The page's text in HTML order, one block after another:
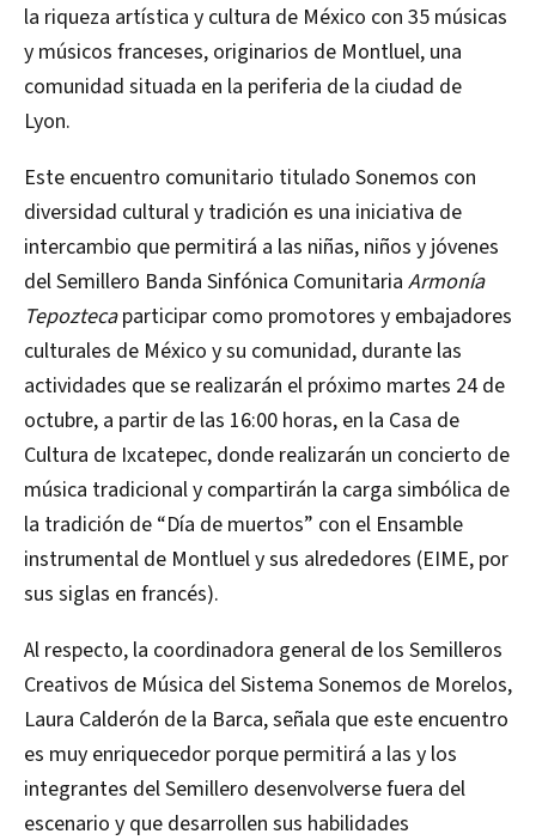
la riqueza artística y cultura de México con 35 músicas
y músicos franceses, originarios de Montluel, una
comunidad situada en la periferia de la ciudad de
Lyon.
Este encuentro comunitario titulado Sonemos con
diversidad cultural y tradición es una iniciativa de
intercambio que permitirá a las niñas, niños y jóvenes
del Semillero Banda Sinfónica Comunitaria Armonía
Tepoztecaparticipar como promotores y embajadores
culturales de México y su comunidad, durante las
actividades que se realizarán el próximo martes 24 de
octubre, a partir de las 16:00 horas, en la Casa de
Cultura de Ixcatepec, donde realizarán un concierto de
música tradicional y compartirán la carga simbólica de
la tradición de “Día de muertos” con el Ensamble
instrumental de Montluel y sus alrededores (EIME, por
sus siglas en francés).
Al respecto, la coordinadora general de los Semilleros
Creativos de Música del Sistema Sonemos de Morelos,
Laura Calderón de la Barca, señala que este encuentro
es muy enriquecedor porque permitirá a las y los
integrantes del Semillero desenvolverse fuera del
escenario y que desarrollen sus habilidades